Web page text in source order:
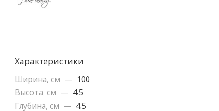
Характеристики
Ширина, см — 100
Высота, см — 4.5
Глубина, см — 4.5